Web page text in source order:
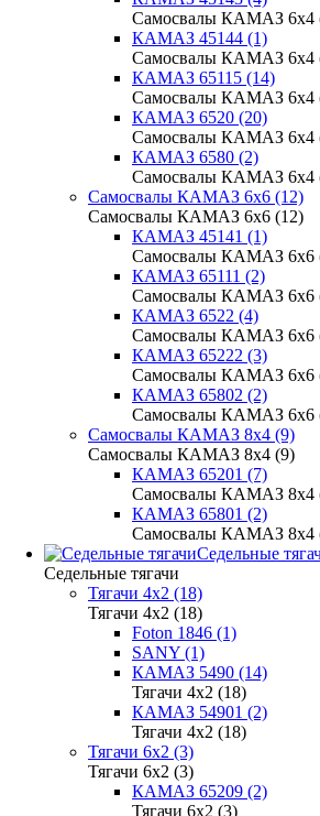
Самосвалы КАМАЗ 6х4
КАМАЗ 45144 (1)
Самосвалы КАМАЗ 6х4
КАМАЗ 65115 (14)
Самосвалы КАМАЗ 6х4
КАМАЗ 6520 (20)
Самосвалы КАМАЗ 6х4
КАМАЗ 6580 (2)
Самосвалы КАМАЗ 6х4
Самосвалы КАМАЗ 6х6 (12)
Самосвалы КАМАЗ 6х6 (12)
КАМАЗ 45141 (1)
Самосвалы КАМАЗ 6х6
КАМАЗ 65111 (2)
Самосвалы КАМАЗ 6х6
КАМАЗ 6522 (4)
Самосвалы КАМАЗ 6х6
КАМАЗ 65222 (3)
Самосвалы КАМАЗ 6х6
КАМАЗ 65802 (2)
Самосвалы КАМАЗ 6х6
Самосвалы КАМАЗ 8х4 (9)
Самосвалы КАМАЗ 8х4 (9)
КАМАЗ 65201 (7)
Самосвалы КАМАЗ 8х4
КАМАЗ 65801 (2)
Самосвалы КАМАЗ 8х4
Седельные
Седельные тягачи
Тягачи 4x2 (18)
Тягачи 4x2 (18)
Foton 1846 (1)
SANY (1)
КАМАЗ 5490 (14)
Тягачи 4x2 (18)
КАМАЗ 54901 (2)
Тягачи 4x2 (18)
Тягачи 6x2 (3)
Тягачи 6x2 (3)
КАМАЗ 65209 (2)
Тягачи 6x2 (3)